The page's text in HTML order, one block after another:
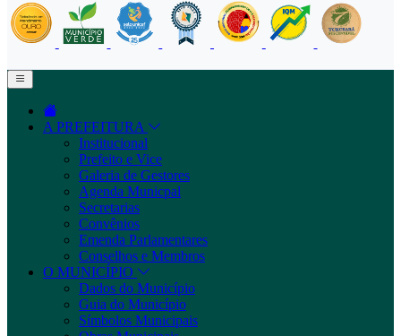
A PREFEITURA
Institucional
Prefeito e Vice
Galeria de Gestores
Agenda Municpal
Secretarias
Convênios
Emenda Parlamentares
Conselhos e Membros
O MUNICÍPIO
Dados do Município
Guia do Município
Símbolos Municipais